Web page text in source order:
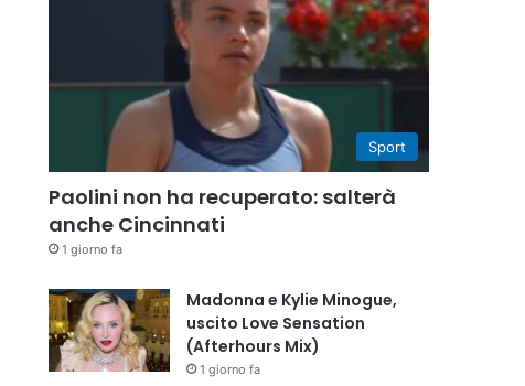
Sport
Paolini non ha recuperato: salterà
anche Cincinnati
1 giorno fa
Madonna e Kylie Minogue,
uscito Love Sensation
(Afterhours Mix)
1 giorno fa